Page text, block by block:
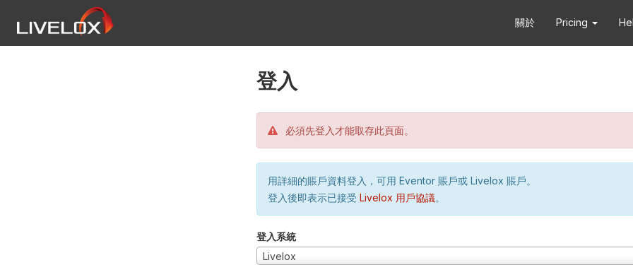
關於 Pricing
登入
必須先登入才能取存此頁面。
用詳細的賬戶資料登入，可用 Eventor 賬戶或 Livelox 賬戶。
登入後即表示已接受 Livelox 用戶協議。
登入系統
Livelox